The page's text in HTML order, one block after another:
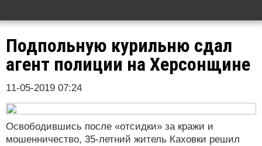
Подпольную курильню сдал
агент полиции на Херсонщине
11-05-2019 07:24
Освободившись после «отсидки» за кражи и
мошенничество, 35-летний житель Каховки решил